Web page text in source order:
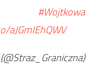
#Wojtkowa
aJGmIEhQWV